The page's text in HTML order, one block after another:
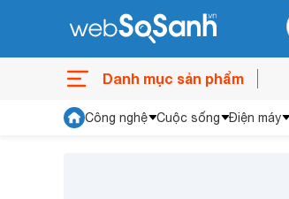
Danh mục sản phẩm
Công nghệ Cuộc sống Điện máy